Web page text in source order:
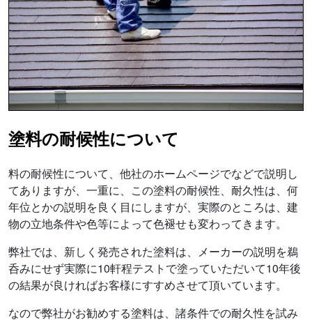
塗料の耐候性について
料の耐候性について、他社のホームページでなどで説明し
てありますが、一重に、この塗料の耐候性、耐久性は、何
年位とかの説明を良く目にしますが、実際のところは、建
物の立地条件や色等によって色褪せも変わってきます。
弊社では、新しく発売された塗料は、メーカーの説明を鵜
呑みにせず実際に10軒程テストで塗っていただいて10年後
の結果が良ければお客様にすすめさせて頂いています。
なので弊社がお勧めする塗料は、諸条件での耐久性を試み